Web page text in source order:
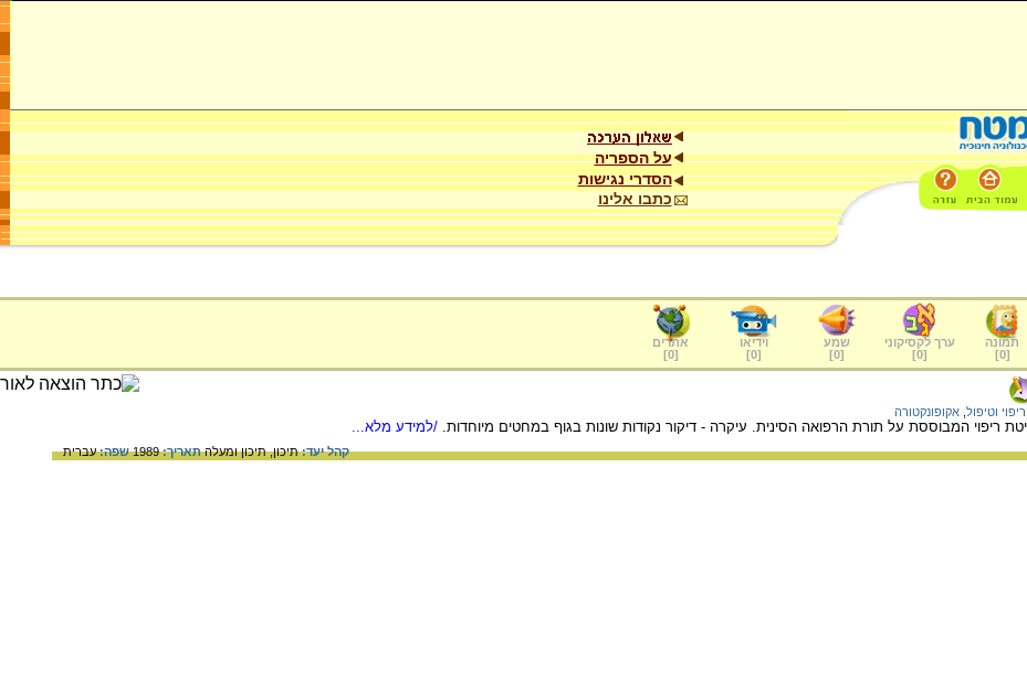
על הספריה
הסדרי נגישות
כתבו אלינו
תמונה
[
0
]
ערך לקסיקוני
[
0
]
שמע
[
0
]
וידיאו
[
0
]
אתרים
[
0
]
וטיפול אקופונקטורה
ריפוי המבוססת על תורת הרפואה הסינית. עיקרה - דיקור נקודות שונות בגוף במחטים מיוחדות. /למידע מלא...
קהל יעד:תיכון,תיכון ומעלהתאריך:1989 שפה:עברית